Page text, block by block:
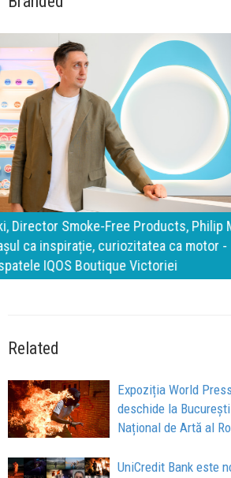
140 de ani de Mercedes-Benz.
important „test al timpului” este să
cu aceeași responsabilitate față de
calitate
Related
Expoziția World
deschide la
Național de Artă al
UniCredit Bank este